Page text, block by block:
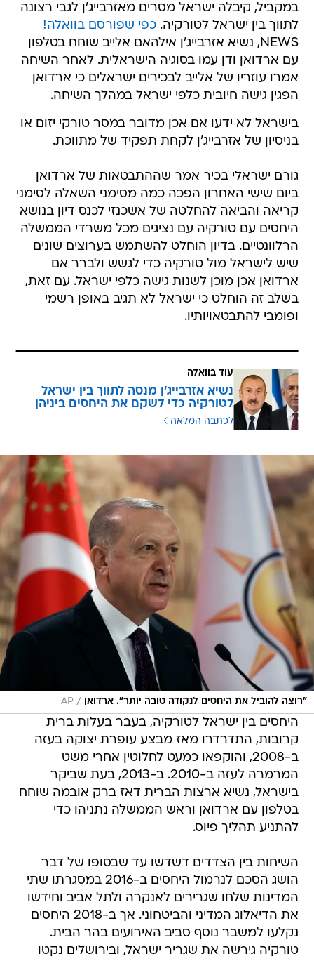
במקביל, קיבלה ישראל מסרים מאזרבייג'ן לגבי רצונה
לתווך בין ישראל לטורקיה.כפי שפורסם בוואלה!
NEWS, נשיא אזרבייג'ן אילהאם אלייב שוחח בטלפון
עם ארדואן ודן עמו בסוגיה הישראלית. לאחר השיחה
אמרו עוזריו של אלייב לבכירים ישראלים כי ארדואן
הפגין גישה חיובית כלפי ישראל במהלך השיחה.
בישראל לא ידעו אם אכן מדובר במסר טורקי יזום או
בניסיון של אזרבייג'ן לקחת תפקיד של מתווכת.
גורם ישראלי בכיר אמר שההתבטאות של ארדואן
ביום שישי האחרון הפכה כמה מסימני השאלה לסימני
קריאה והביאה להחלטה של אשכנזי לכנס דיון בנושא
היחסים עם טורקיה עם נציגים מכל משרדי הממשלה
הרלוונטיים. בדיון הוחלט להשתמש בערוצים שונים
שיש לישראל מול טורקיה כדי לגשש ולברר אם
ארדואן אכן מוכן לשנות גישה כלפי ישראל. עם זאת,
בשלב זה הוחלט כי ישראל לא תגיב באופן רשמי
ופומבי להתבטאויותיו.
עוד בוואלה
נשיא אזרבייג'ן מנסה לתווך בין ישראל
לטורקיה כדי לשקם את היחסים ביניהן
לכתבה המלאה
"רוצה להוביל את היחסים לנקודה טובה יותר". ארדואן /
AP
היחסים בין ישראל לטורקיה, בעבר בעלות ברית
קרובות, התדרדרו מאז מבצע עופרת יצוקה בעזה
ב-2008, והוקפאו כמעט לחלוטין אחרי משט
המרמרה לעזה ב-2010. ב-2013, בעת שביקר
בישראל, נשיא ארצות הברית דאז ברק אובמה שוחח
בטלפון עם ארדואן וראש הממשלה נתניהו כדי
להתניע תהליך פיוס.
השיחות בין הצדדים דשדשו עד שבסופו של דבר
הושג הסכם לנרמול היחסים ב-2016 במסגרתו שתי
המדינות שלחו שגרירים לאנקרה ולתל אביב וחידשו
את הדיאלוג המדיני והביטחוני. אך ב-2018 היחסים
נקלעו למשבר נוסף סביב האירועים בהר הבית.
טורקיה גירשה את שגריר ישראל, ובירושלים נקטו